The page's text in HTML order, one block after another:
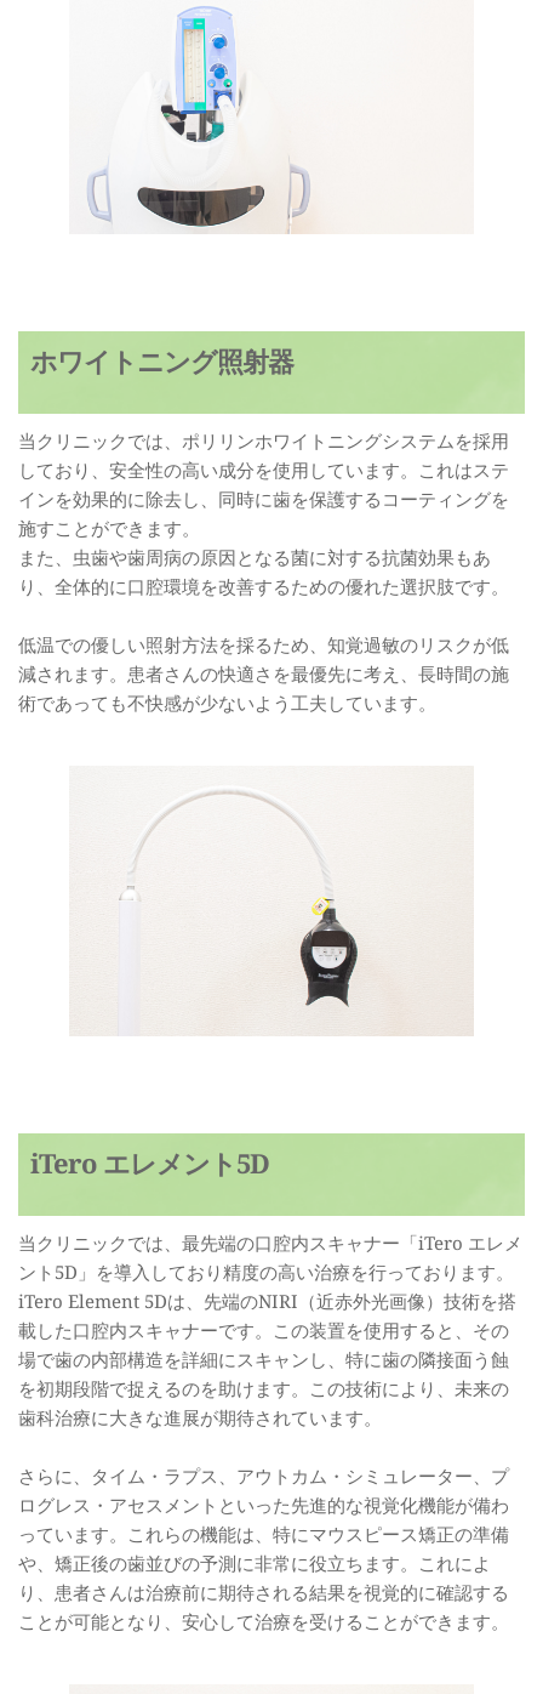
ホワイトニング照射器
当クリニックでは、ポリリンホワイトニングシステムを採用
しており、安全性の高い成分を使用しています。これはステ
インを効果的に除去し、同時に歯を保護するコーティングを
施すことができます。
また、虫歯や歯周病の原因となる菌に対する抗菌効果もあ
り、全体的に口腔環境を改善するための優れた選択肢です。
低温での優しい照射方法を採るため、知覚過敏のリスクが低
減されます。患者さんの快適さを最優先に考え、長時間の施
術であっても不快感が少ないよう工夫しています。
iTero エレメント5D
当クリニックでは、最先端の口腔内スキャナー「iTero エレメ
ント5D」を導入しており精度の高い治療を行っております。
iTero Element 5Dは、先端のNIRI（近赤外光画像）技術を搭
載した口腔内スキャナーです。この装置を使用すると、その
場で歯の内部構造を詳細にスキャンし、特に歯の隣接面う蝕
を初期段階で捉えるのを助けます。この技術により、未来の
歯科治療に大きな進展が期待されています。
さらに、タイム・ラプス、アウトカム・シミュレーター、プ
ログレス・アセスメントといった先進的な視覚化機能が備わ
っています。これらの機能は、特にマウスピース矯正の準備
や、矯正後の歯並びの予測に非常に役立ちます。これによ
り、患者さんは治療前に期待される結果を視覚的に確認する
ことが可能となり、安心して治療を受けることができます。